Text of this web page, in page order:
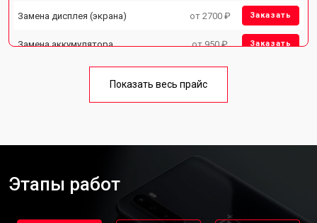
Замена дисплея (экрана) от 2700 ₽ Заказать
Замена аккумулятора от 950 ₽ Заказать
Ремонт цепи питания от 3200 ₽
Показать весь прайс
Этапы работ